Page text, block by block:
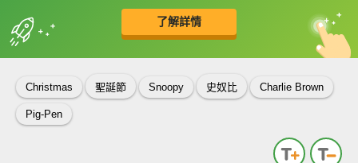
了解詳情
收錄佳句 中
英
Christmas 聖誕節 Snoopy 史奴比 Charlie Brown
Pig-Pen